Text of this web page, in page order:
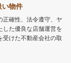
い物件
正確性、法令遵守、ヤ
した優良な店舗運営を
けた不動産会社の取